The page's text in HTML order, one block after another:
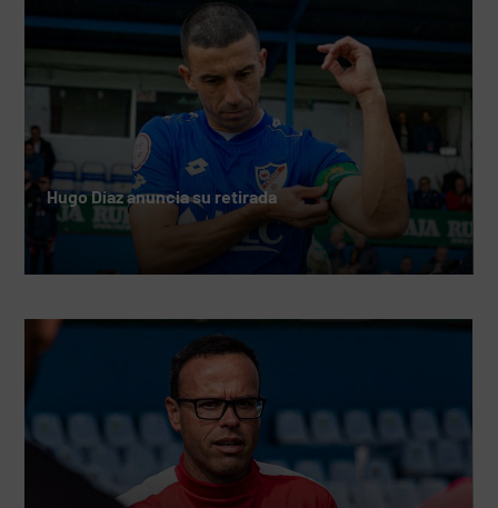
Hugo Díaz anuncia su retirada